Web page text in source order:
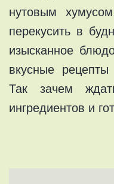
нутовым
перекусить в
изысканное
вкусные
Так зачем
ингредиентов и